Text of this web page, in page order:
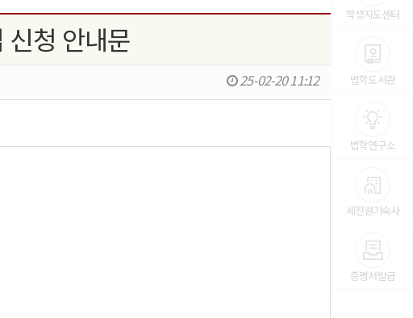
청 안내문
25-02-20 11:12
학생지도센터
법학도서관
법학연구소
세진원기숙사
증명서발급